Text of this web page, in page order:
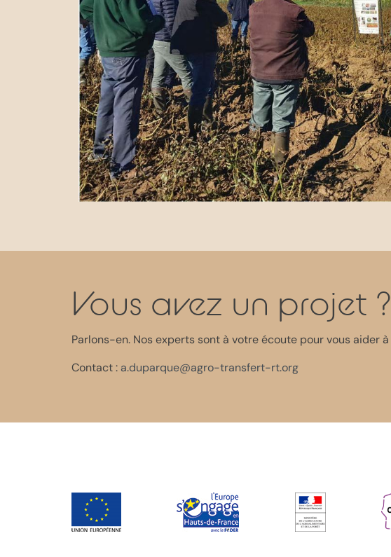
Vous avez un projet ?
Parlons-en. Nos experts sont à votre écoute pour vous aider à
Contact : a.duparque@agro-transfert-rt.org